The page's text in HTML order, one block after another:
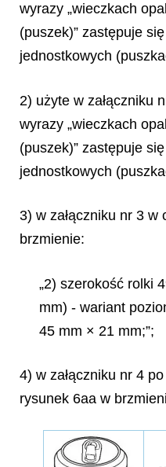
wyrazy „wieczkach
(puszek)” zastępuje
jednostkowych
2) użyte w załączniku
wyrazy „wieczkach
(puszek)” zastępuje
jednostkowych
3) w załączniku nr 3
brzmienie:
„2) szerokość rolki
mm) - wariant
45 mm × 21 mm;”;
4) w załączniku nr 4
rysunek 6aa w